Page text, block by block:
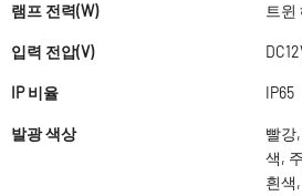
램프 전력(W) 트윈
입력 전압(V)
IP 비율 IP65
발광 색상
빨강
색,
흰색